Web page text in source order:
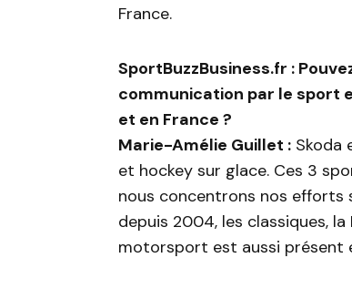
France.
SportBuzzBusiness.fr :
communication par le sport
et en France ?
Marie-Amélie Guillet : Skoda
et hockey sur glace. Ces 3
nous concentrons nos ‎efforts
depuis 2004, les classiques,
motorsport est aussi présent